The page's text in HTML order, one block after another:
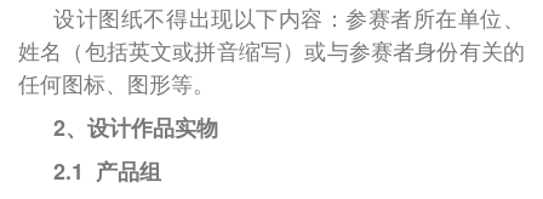
设计图纸不得出现以下内容：参赛者所在单位、
姓名（包括英文或拼音缩写）或与参赛者身份有关的
任何图标、图形等。
2、设计作品实物
2.1 产品组